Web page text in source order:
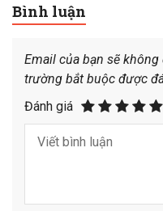
Bình luận
Email của bạn sẽ
trường bắt buộc được
Đánh giá